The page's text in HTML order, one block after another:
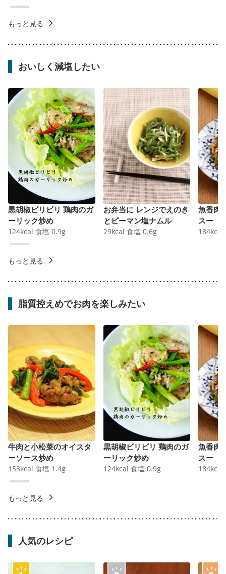
もっと見る
おいしく減塩したい
黒胡椒ビリビリ 鶏肉のガ
ーリック炒め
124kcal 食塩 0.9g
お弁当に レンジでえのき
とピーマン塩ナムル
29kcal 食塩 0.6g
魚香肉
スー
184kcal
もっと見る
脂質控えめでお肉を楽しみたい
牛肉と小松菜のオイスタ
ーソース炒め
153kcal 食塩 1.4g
黒胡椒ビリビリ 鶏肉のガ
ーリック炒め
124kcal 食塩 0.9g
魚香肉
スー
184kcal
もっと見る
人気のレシピ